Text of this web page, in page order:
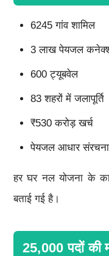
6245 गांव शामिल
3 लाख पेयजल
600 ट्यूबवेल
83 शहरों में जलापूर्ति
₹530 करोड़ खर्च
पेयजल आधार संरचना
हर घर नल योजना के
बताई गई है।
25,000 पदों की